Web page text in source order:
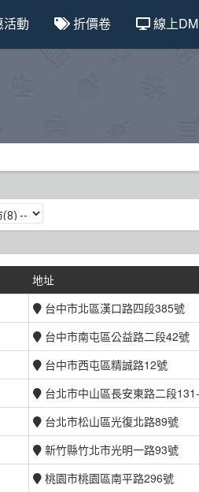
活動 折價卷 線上DM
地址
台中市北區漢口路四段385號
台中市南屯區公益路二段42號
台中市西屯區精誠路12號
台北市中山區長安東路二段
台北市松山區光復北路89號
新竹縣竹北市光明一路93號
桃園市桃園區南平路296號